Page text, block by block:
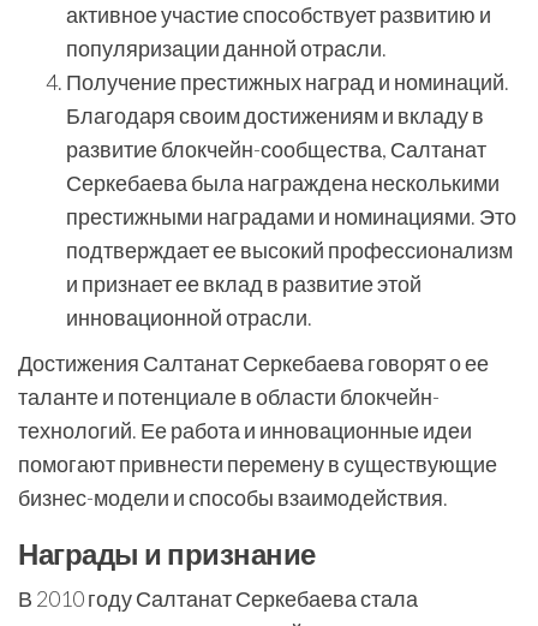
активное участие способствует развитию и
популяризации данной отрасли.
Получение престижных наград и номинаций.
Благодаря своим достижениям и вкладу в
развитие блокчейн-сообщества, Салтанат
Серкебаева была награждена несколькими
престижными наградами и номинациями. Это
подтверждает ее высокий профессионализм
и признает ее вклад в развитие этой
инновационной отрасли.
Достижения Салтанат Серкебаева говорят о ее
таланте и потенциале в области блокчейн-
технологий. Ее работа и инновационные идеи
помогают привнести перемену в существующие
бизнес-модели и способы взаимодействия.
Награды и признание
В 2010 году Салтанат Серкебаева стала